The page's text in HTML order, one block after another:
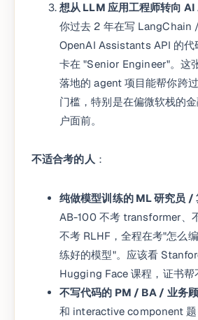
想从 LLM 应用工程师转向
你过去 2 年在写 LangChain
OpenAI Assistants API 的
卡在 "Senior Engineer"。这
落地的 agent 项目能帮你跨
门槛，特别是在偏微软栈的
户面前。
不适合考的人 ：
纯做模型训练的 ML 研究员 /
AB-100 不考 transformer、
不考 RLHF，全程在考"怎么
练好的模型"。应该看
Hugging Face 课程，证书帮
不写代码的 PM / BA / 业务
和 interactive component